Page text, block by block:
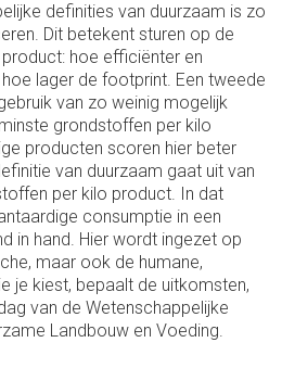
definities van duurzaam is zo
Dit betekent sturen op de
hoe efficiënter en
lager de footprint. Een tweede
van zo weinig mogelijk
grondstoffen per kilo
producten scoren hier beter
van duurzaam gaat uit van
per kilo product. In dat
consumptie in een
in hand. Hier wordt ingezet op
maar ook de humane,
je kiest, bepaalt de uitkomsten,
van de Wetenschappelijke
Landbouw en Voeding.